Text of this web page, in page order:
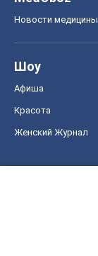
Новости медицины
Шоу
Афиша
Красота
Женский Журнал